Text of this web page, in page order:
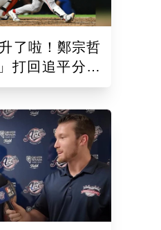
了啦！鄭宗哲
打回追平分助